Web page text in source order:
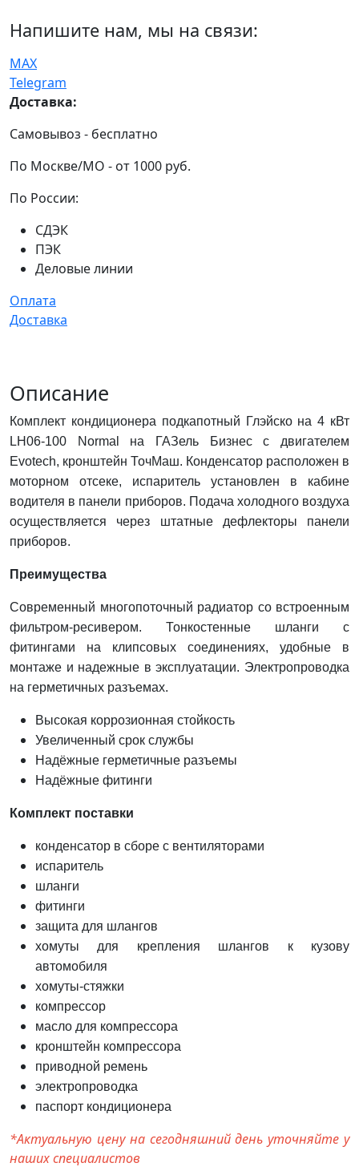
Напишите нам, мы на связи:
MAX
Telegram
Доставка:
Самовывоз - бесплатно
По Москве/МО - от 1000 руб.
По России:
СДЭК
ПЭК
Деловые линии
Оплата
Доставка
Описание
Комплект кондиционера подкапотный Глэйско на 4 кВт
LH06-100 Normal на ГАЗель Бизнес с двигателем
Evotech, кронштейн ТочМаш. Конденсатор расположен в
моторном отсеке, испаритель установлен в кабине
водителя в панели приборов. Подача холодного воздуха
осуществляется через штатные дефлекторы панели
приборов.
Преимущества
Современный многопоточный радиатор со встроенным
фильтром-ресивером. Тонкостенные шланги с
фитингами на клипсовых соединениях, удобные в
монтаже и надежные в эксплуатации. Электропроводка
на герметичных разъемах.
Высокая коррозионная стойкость
Увеличенный срок службы
Надёжные герметичные разъемы
Надёжные фитинги
Комплект поставки
конденсатор в сборе с вентиляторами
испаритель
шланги
фитинги
защита для шлангов
хомуты для крепления шлангов к кузову
автомобиля
хомуты-стяжки
компрессор
масло для компрессора
кронштейн компрессора
приводной ремень
электропроводка
паспорт кондиционера
*Актуальную цену на сегодняшний день уточняйте у
наших специалистов